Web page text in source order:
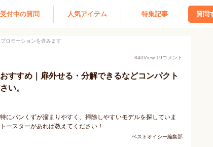
受付中の質問 人気アイテム 特集記事 質問
ロモーションを含みます
840View 19コメント
すすめ｜扉外せる・分解できるなどコンパクト
い。
にパンくずが溜まりやすく、掃除しやすいモデルを探していま
ースターがあれば教えてください！
ベストオイシー編集部